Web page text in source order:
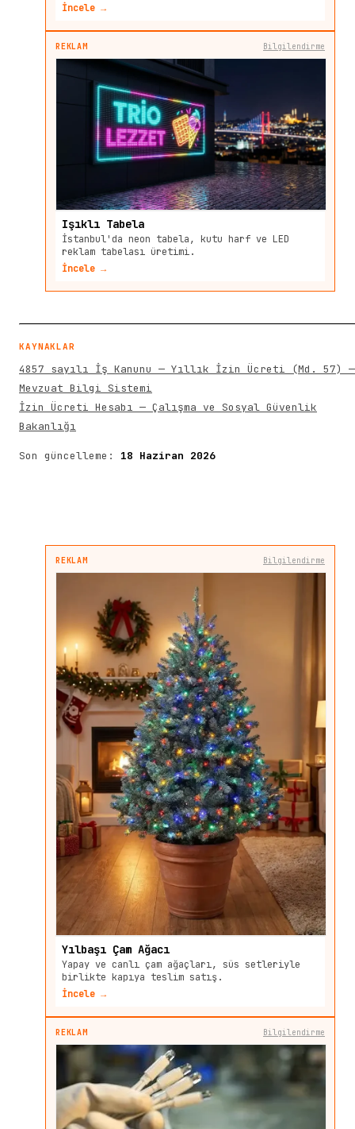
İncele →
REKLAM Bilgilendirme
Işıklı Tabela
İstanbul'da neon tabela, kutu harf ve LED
reklam tabelası üretimi.
İncele →
KAYNAKLAR
4857 sayılı İş Kanunu — Yıllık İzin Ücreti (Md. 57) —
Mevzuat Bilgi Sistemi
İzin Ücreti Hesabı — Çalışma ve Sosyal Güvenlik
Bakanlığı
Son güncelleme: 18 Haziran 2026
REKLAM Bilgilendirme
Yılbaşı Çam Ağacı
Yapay ve canlı çam ağaçları, süs setleriyle
birlikte kapıya teslim satış.
İncele →
REKLAM Bilgilendirme